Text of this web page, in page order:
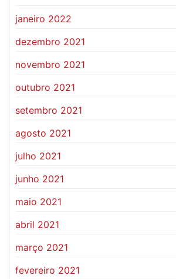
janeiro 2022
dezembro 2021
novembro 2021
outubro 2021
setembro 2021
agosto 2021
julho 2021
junho 2021
maio 2021
abril 2021
março 2021
fevereiro 2021